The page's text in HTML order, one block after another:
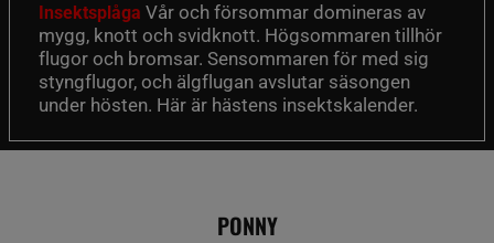
Insektsplåga Vår och försommar domineras av
mygg, knott och svidknott. Högsommaren tillhör
flugor och bromsar. Sensommaren för med sig
styngflugor, och älgflugan avslutar säsongen
under hösten. Här är hästens insektskalender.
PONNY